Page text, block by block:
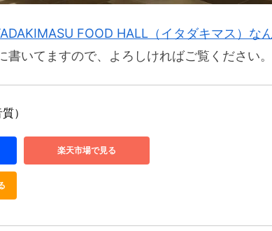
FOOD HALL（イタダキマス）な
書いてますので、よろしければご覧ください。
）
楽天市場で見る